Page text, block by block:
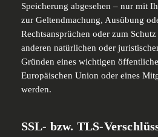
Speicherung abgesehen – nur mit
zur Geltendmachung, Ausübung
Rechtsansprüchen oder zum
anderen natürlichen oder
Gründen eines wichtigen
Europäischen Union oder eines
werden.
SSL- bzw. TLS-